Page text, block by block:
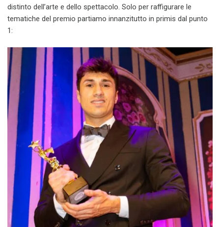
distinto dell’arte e dello spettacolo. Solo per raffigurare le
tematiche del premio partiamo innanzitutto in primis dal punto
1: